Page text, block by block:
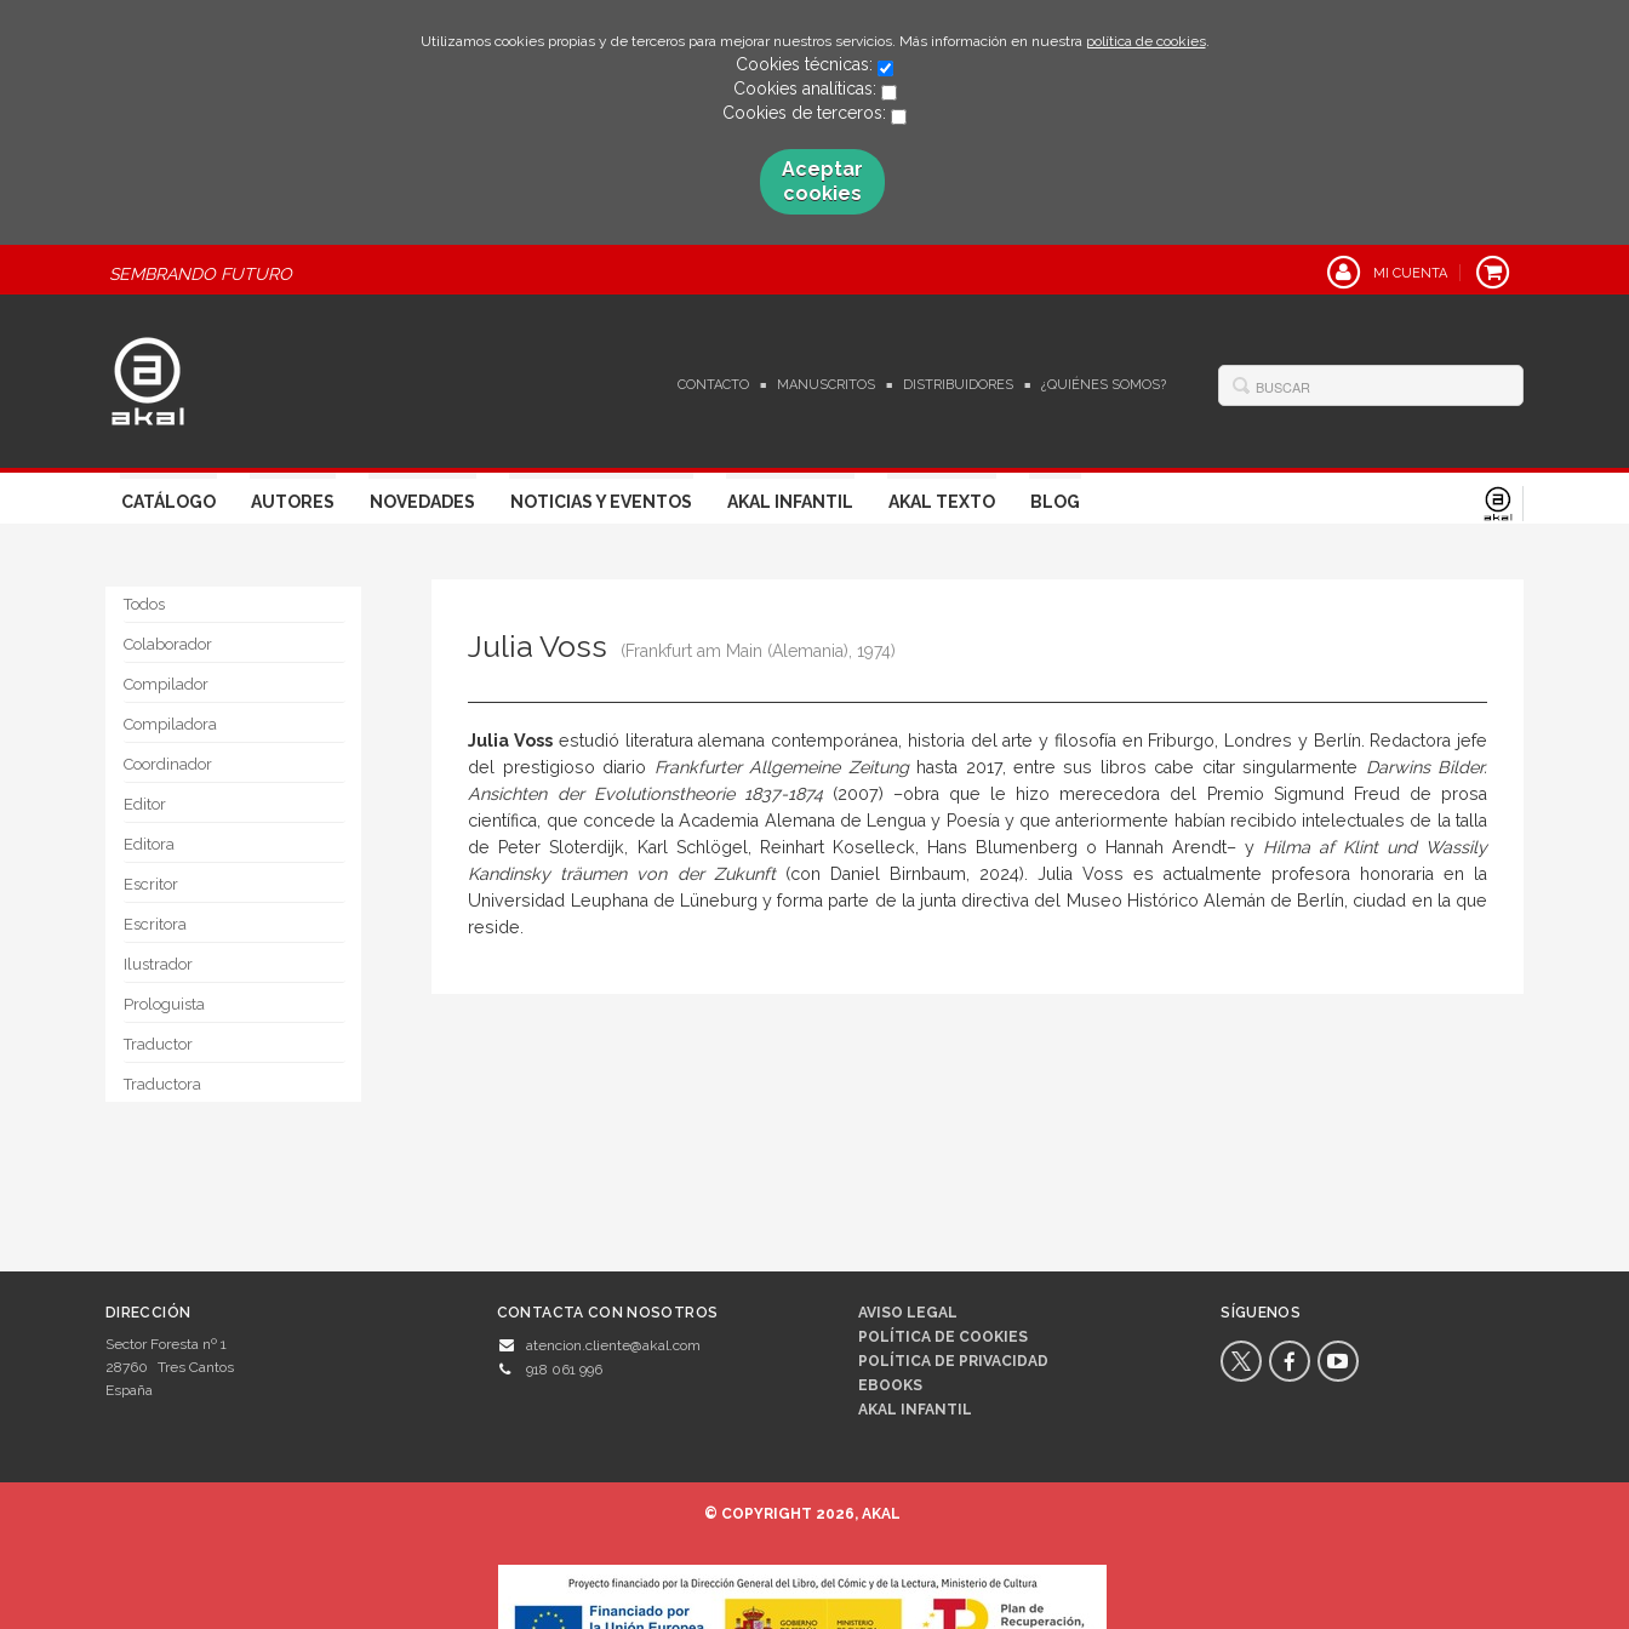
Utilizamos cookies propias y de terceros para mejorar nuestros servicios. Más información en nuestra política de cookies.
Cookies técnicas:
Cookies analíticas:
Cookies de terceros:
Aceptar
cookies
SEMBRANDO FUTURO MI CUENTA
CONTACTO MANUSCRITOS DISTRIBUIDORES ¿QUIÉNES SOMOS?
CATÁLOGO AUTORES NOVEDADES NOTICIAS Y EVENTOS AKAL INFANTIL AKAL TEXTO BLOG
Todos
Colaborador
Compilador
Compiladora
Coordinador
Editor
Editora
Escritor
Escritora
Ilustrador
Prologuista
Traductor
Traductora
Julia Voss (Frankfurt am Main (Alemania), 1974)
Julia Voss estudió literatura alemana contemporánea, historia del arte y filosofía en Friburgo, Londres y Berlín. Redactora jefe
del prestigioso diario Frankfurter Allgemeine Zeitunghasta 2017, entre sus libros cabe citar singularmente Darwins Bilder.
Ansichten der Evolutionstheorie 1837-1874(2007) –obra que le hizo merecedora del Premio Sigmund Freud de prosa
científica, que concede la Academia Alemana de Lengua y Poesía y que anteriormente habían recibido intelectuales de la talla
de Peter Sloterdijk, Karl Schlögel, Reinhart Koselleck, Hans Blumenberg o Hannah Arendt– y Hilma af Klint und Wassily
Kandinsky träumen von der Zukunft(con Daniel Birnbaum, 2024). Julia Voss es actualmente profesora honoraria en la
Universidad Leuphana de Lüneburg y forma parte de la junta directiva del Museo Histórico Alemán de Berlín, ciudad en la que
reside.
DIRECCIÓN
Sector Foresta nº 1
28760
Tres Cantos
España
CONTACTA CON NOSOTROS
atencion.cliente@akal.com
918 061 996
AVISO LEGAL
POLÍTICA DE COOKIES
POLÍTICA DE PRIVACIDAD
EBOOKS
AKAL INFANTIL
SÍGUENOS
© COPYRIGHT 2026, AKAL